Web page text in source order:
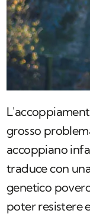
grosso
accoppiano
traduce con
genetico
poter resistere